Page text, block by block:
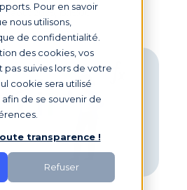
Pour en savoir
nous utilisons,
de confidentialité.
des cookies, vos
suivies lors de votre
cookie sera utilisé
de se souvenir de
transparence !
Refuser
août 2025, 13:15:00